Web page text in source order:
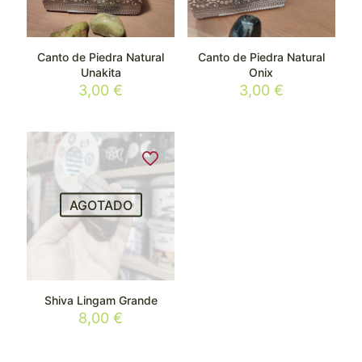
Canto de Piedra Natural
Unakita
3,00€
Canto de Piedra Natural
Onix
3,00 €
AGOTADO
Shiva Lingam Grande
8,00€